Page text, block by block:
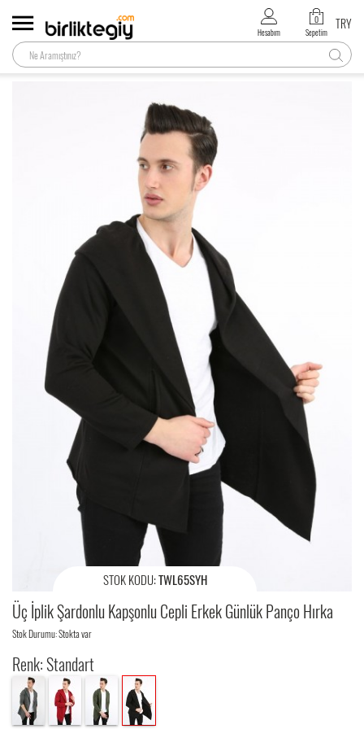
Hesabım
0
Sepetim
TRY
STOK KODU:TWL65SYH
Üç İplik Şardonlu Kapşonlu Cepli Erkek Günlük Panço Hırka
Stok Durumu: Stokta var
Renk: Standart